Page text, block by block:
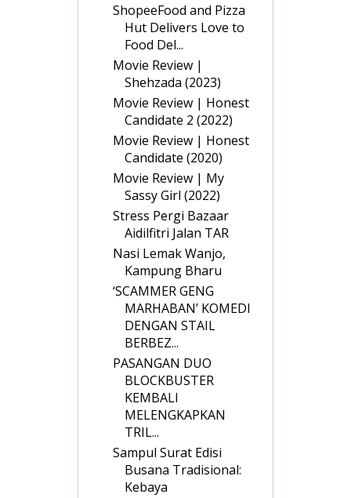
ShopeeFood and Pizza
Hut Delivers Love to
Food Del...
Movie Review |
Shehzada (2023)
Movie Review | Honest
Candidate 2 (2022)
Movie Review | Honest
Candidate (2020)
Movie Review | My
Sassy Girl (2022)
Stress Pergi Bazaar
Aidilfitri Jalan TAR
Nasi Lemak Wanjo,
Kampung Bharu
‘SCAMMER GENG
MARHABAN’ KOMEDI
DENGAN STAIL
BERBEZ...
PASANGAN DUO
BLOCKBUSTER
KEMBALI
MELENGKAPKAN
TRIL...
Sampul Surat Edisi
Busana Tradisional:
Kebaya